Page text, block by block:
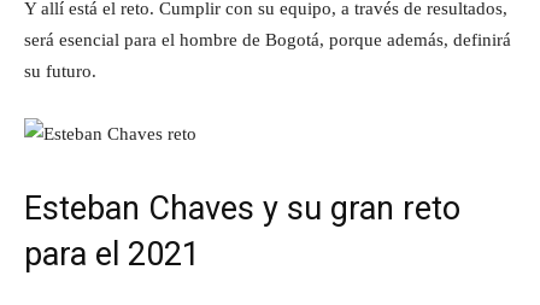
Y allí está el reto. Cumplir con su equipo, a través de resultados,
será esencial para el hombre de Bogotá, porque además, definirá
su futuro.
Esteban Chaves y su gran reto
para el 2021